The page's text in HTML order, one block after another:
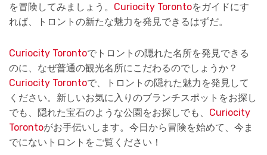
を冒険してみましょう。 Curiocity Torontoをガイドにす
れば、トロントの新たな魅力を発見できるはずだ。
Curiocity Torontoでトロントの隠れた名所を発見できる
のに、なぜ普通の観光名所にこだわるのでしょうか？
Curiocity Torontoで、トロントの隠れた魅力を発見して
ください。新しいお気に入りのブランチスポットをお探し
でも、隠れた宝石のような公園をお探しでも、 Curiocity
Torontoがお手伝いします。今日から冒険を始めて、今ま
でにないトロントをご覧ください！